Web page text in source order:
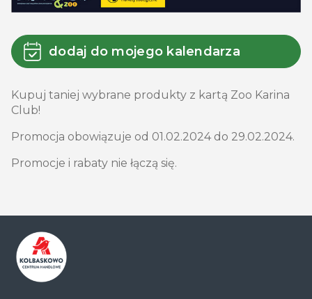
dodaj do mojego kalendarza
Kupuj taniej wybrane produkty z kartą Zoo Karina
Club!
Promocja obowiązuje od 01.02.2024 do 29.02.2024.
Promocje i rabaty nie łączą się.